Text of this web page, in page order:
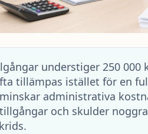
understiger 250 000
tillämpas istället för en
administrativa
och skulder